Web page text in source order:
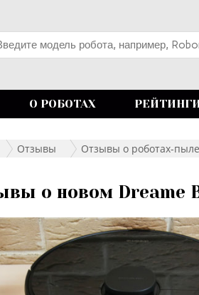
О РОБОТАХ
Отзывы Отзывы о роботах-
о новом Dreame